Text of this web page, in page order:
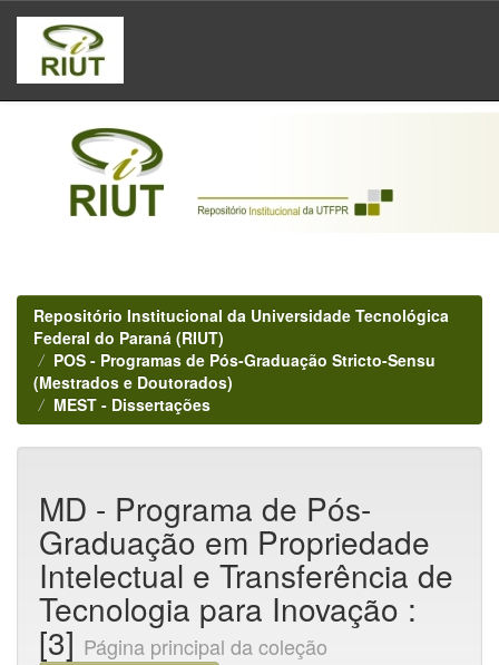
Skip
navigation
Repositório Institucional da Universidade Tecnológica
Federal do Paraná (RIUT)
POS - Programas de Pós-Graduação Stricto-Sensu
(Mestrados e Doutorados)
MEST - Dissertações
MD - Programa de Pós-
Graduação em Propriedade
Intelectual e Transferência de
Tecnologia para Inovação :
[3] Página principal da coleção